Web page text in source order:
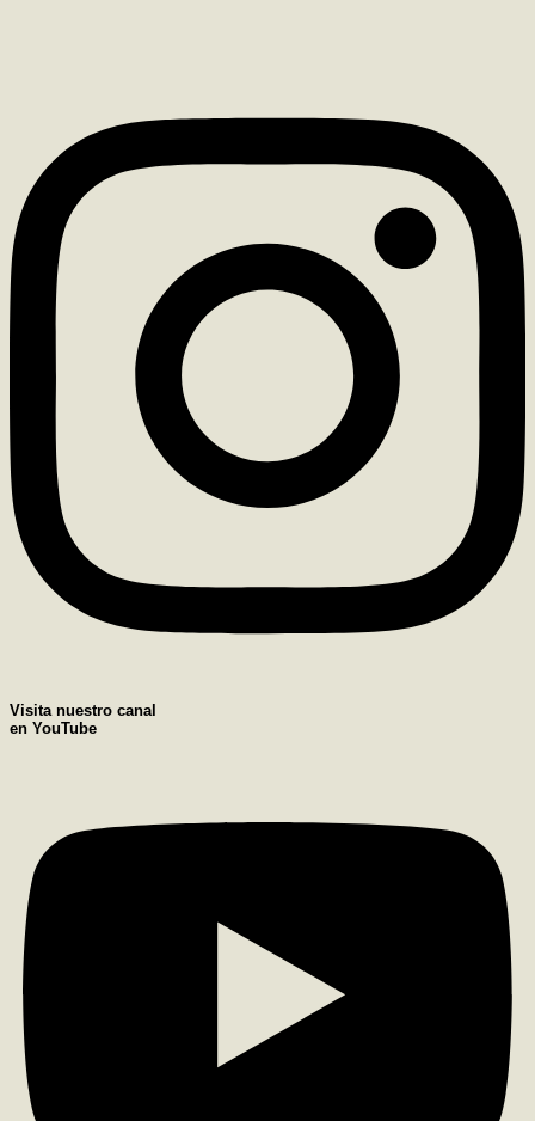
Visita nuestro canal
en YouTube